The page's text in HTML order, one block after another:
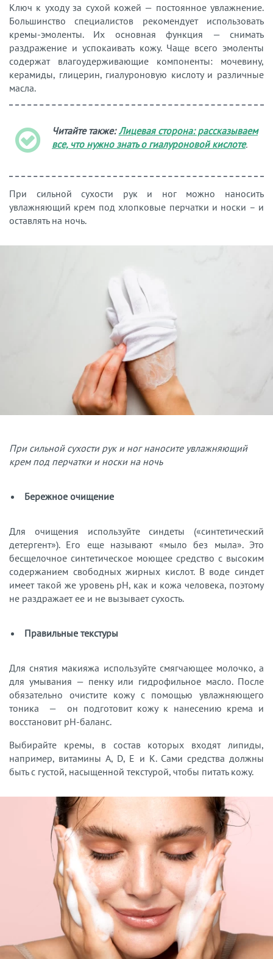
Ключ к уходу за сухой кожей — постоянное увлажнение.
Большинство специалистов рекомендует использовать
кремы-эмоленты. Их основная функция — снимать
раздражение и успокаивать кожу. Чаще всего эмоленты
содержат влагоудерживающие компоненты: мочевину,
керамиды, глицерин, гиалуроновую кислоту и различные
масла.
Читайте также:Лицевая сторона: рассказываем
все, что нужно знать о гиалуроновой кислоте.
При сильной сухости рук и ног можно наносить
увлажняющий крем под хлопковые перчатки и носки – и
оставлять на ночь.
При сильной сухости рук и ног наносите увлажняющий
крем под перчатки и носки на ночь
Бережное очищение
Для очищения используйте синдеты («синтетический
детергент»). Его еще называют «мыло без мыла». Это
бесщелочное синтетическое моющее средство с высоким
содержанием свободных жирных кислот. В воде синдет
имеет такой же уровень pH, как и кожа человека, поэтому
не раздражает ее и не вызывает сухость.
Правильные текстуры
Для снятия макияжа используйте смягчающее молочко, а
для умывания — пенку или гидрофильное масло. После
обязательно очистите кожу с помощью увлажняющего
тоника — он подготовит кожу к нанесению крема и
восстановит pH-баланс.
Выбирайте кремы, в состав которых входят липиды,
например, витамины A, D, E и K. Сами средства должны
быть с густой, насыщенной текстурой, чтобы питать кожу.